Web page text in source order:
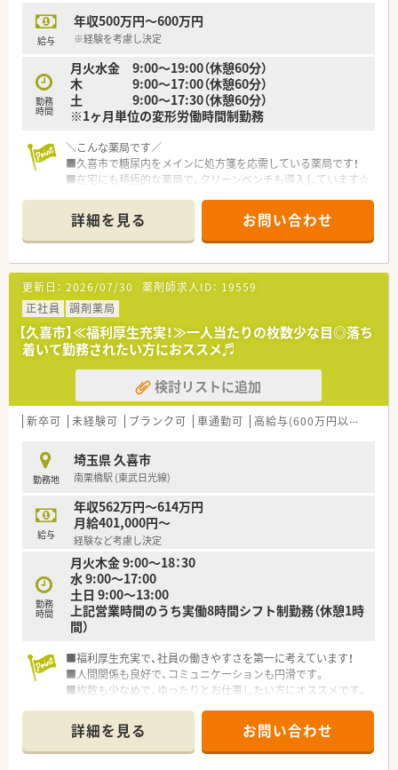
【職場環境と雰囲気】
されやすい風通しの良い社風です。
■家庭的な雰囲気の中で、経験豊かなスタッフが親身になって指
導を行う環境が整っています。
■永年勤続表彰や各種社員表彰制度を設け、社員の長期的な貢献
給与
年収500万円～600万円
※経験を考慮し決定
勤務
時間
月火水金 9:00～19:00（休憩60分）
木 9:00～17:00（休憩60分）
土 9:00～17:30（休憩60分）
※1ヶ月単位の変形労働時間制勤務
＼こんな薬局です／
■久喜市で糖尿内をメインに処方箋を応需している薬局です！
■在宅にも積極的な薬局で、クリーンベンチも導入しています☆
す。
■終末期の患者様の看取りも行っており、緩和ケアに携わりたい
方にもオススメです！
■月に1回程度、1週間帯のオンコール対応がございます。
■実力主義の給与体系・評価制度を導入！キャリア志向の方にも
オススメです☆
■ご経験に応じて年収500～600万円にて検討可能です！
■年間休日120日以上！休日数も充実しています♪
■30代の薬剤師さんが中心になって活躍をされています！
■マイカー通勤も可能です♪
＼こんな会社です／
■大阪・京都・茨城・埼玉にて4店舗、グループ内で16店舗の調剤
薬局を運営する会社です。
業理念としています。
■出店形態はマンツーマン型が多く、患者様のご家族各世代から
処方箋を応需する地域密着型の薬局です。
■実力主義の給与体系・評価制度を導入。若年層での薬局長・エ
リアマネージャー登用は入社数年での抜擢実績があります。
■福利厚生が充実。国内外ホテル・レストラン・フィットネスク
ラブへの割引や額会社負担でのがん保険・生命保険加入も可能で
す。
詳細を見る お問い合わせ
更新日： 2026/07/30 薬剤師求人ID： 19559
正社員
調剤薬局
【久喜市】≪福利厚生充実！≫一人当たりの枚数少な目◎落ち
着いて勤務されたい方におススメ♬
検討リストに追加
新卒可 未経験可 ブランク可 車通勤可 高給与(600万円以上)
勤務地
埼玉県 久喜市
南栗橋駅 (東武日光線)
給与
年収562万円～614万円
月給401,000円～
経験など考慮し決定
勤務
時間
月火木金 9:00～18：30
水 9:00～17:00
土日 9:00～13:00
上記営業時間のうち実働8時間シフト制勤務（休憩1時
間）
■福利厚生充実で、社員の働きやすさを第一に考えています！
■人間関係も良好で、コミュニケーションも円滑です。
■枚数も少なめで、ゆったりとお仕事したい方にオススメです。
・・＊ 企業の特徴 ＊・・
■埼玉県を中心に、東京都・千葉県・神奈川県・大阪府に店舗展開
する薬局グループ。
詳細を見る お問い合わせ